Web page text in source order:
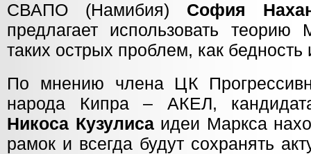
СВАПО (Намибия) София
предлагает использовать
таких острых проблем, как бедность
По мнению члена ЦК
народа Кипра – АКЕЛ,
Никоса Кузулисаидеи Маркса
рамок и всегда будут сохранять